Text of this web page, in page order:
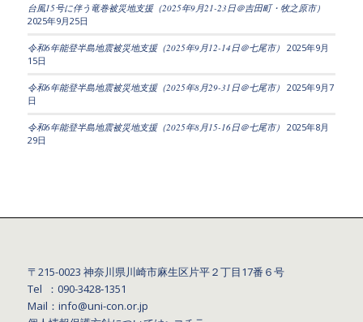
台風15号に伴う竜巻被災地支援（2025年9月21-23日＠吉田町・牧之原市）
2025年9月25日
令和6年能登半島地震被災地支援（2025年9月12-14日＠七尾市） 2025年9月
15日
令和6年能登半島地震被災地支援（2025年8月29-31日＠七尾市） 2025年9月7
日
令和6年能登半島地震被災地支援（2025年8月15-16日＠七尾市） 2025年8月
29日
〒215-0023 神奈川県川崎市麻生区片平２丁目17番６号
Tel ：090-3428‐1351
Mail：info@uni-con.or.jp